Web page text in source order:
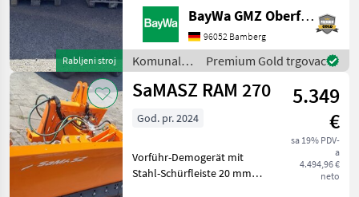
Marketplace
trgovaca
oglasi
Rabljeni stroj
AUFSTIEGSLEITER A
DUPLEX VA1 ELEKTRISCHE
STREUBILDVERSTELLUNG
(ESB)1 ELEKTRISCHE
STREUKONTROLLE (ESK)1
ERSTMONTAGE AM
FAHRZEUG1 KUPPL
BayWa GMZ Oberfranken
96052 Bamberg
Komunalna
oprema i
vozila /
Premium Gold trgovac
SaMASZ RAM 270
5.349
€
sa 19% PDV-
a
4.494,96 €
neto
God. pr. 2024
Vorführ-Demogerät mit
Stahl-Schürfleiste 20 mm